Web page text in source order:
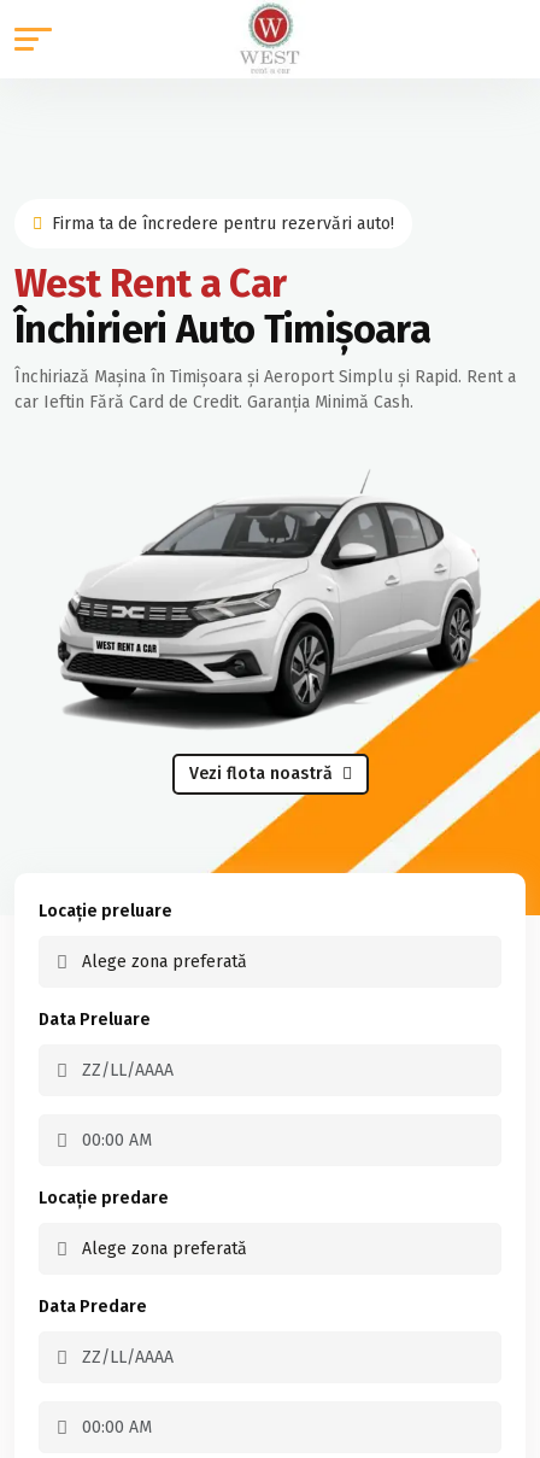
Firma ta de încredere pentru rezervări auto!
West Rent a Car
Închirieri Auto Timișoara
Închiriază Mașina în Timișoara și Aeroport Simplu și Rapid. Rent a
car Ieftin Fără Card de Credit. Garanția Minimă Cash.
Vezi flota noastră
Locație preluare
Data Preluare
Locație predare
Data Predare